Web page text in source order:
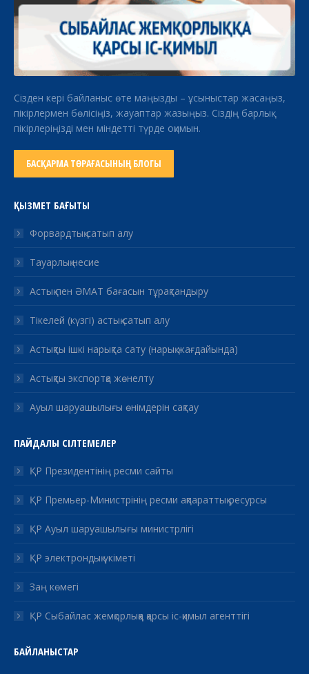
Сізден кері байланыс өте маңызды – ұсыныстар жасаңыз,
пікірлермен бөлісіңіз, жауаптар жазыңыз. Сіздің барлық
пікірлеріңізді мен міндетті түрде оқимын.
БАСҚАРМА ТӨРАҒАСЫНЫҢ БЛОГЫ
ҚЫЗМЕТ БАҒЫТЫ
Форвардтық сатып алу
Тауарлық несие
Астық пен ӘМАТ бағасын тұрақтандыру
Тікелей (күзгі) астық сатып алу
Астықты ішкі нарықта сату (нарық жағдайында)
Астықты экспортқа жөнелту
Ауыл шаруашылығы өнімдерін сақтау
ПАЙДАЛЫ СІЛТЕМЕЛЕР
ҚР Президентінің ресми сайты
ҚР Премьер-Министрінің ресми ақпараттық ресурсы
ҚР Ауыл шаруашылығы министрлігі
ҚР электрондық үкіметі
Заң көмегі
ҚР Сыбайлас жемқорлыққа қарсы іс-қимыл агенттігі
БАЙЛАНЫСТАР